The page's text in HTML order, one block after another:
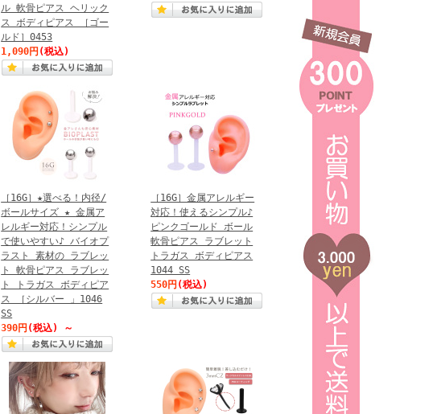
ル 軟骨ピアス ヘリック
ス ボディピアス ［ゴー
ルド］0453
1,090円 (税込)
［16G］★選べる！内径/
ボールサイズ ★ 金属ア
レルギー対応！シンプル
で使いやすい♪ バイオプ
ラスト 素材の ラブレッ
ト 軟骨ピアス ラブレッ
ト トラガス ボディピア
ス ［シルバー 」1046
SS
390円 (税込) ～
［16G］金属アレルギー
対応！使えるシンプル♪
ピンクゴールド ボール
軟骨ピアス ラブレット
トラガス ボディピアス
1044 SS
550円 (税込)